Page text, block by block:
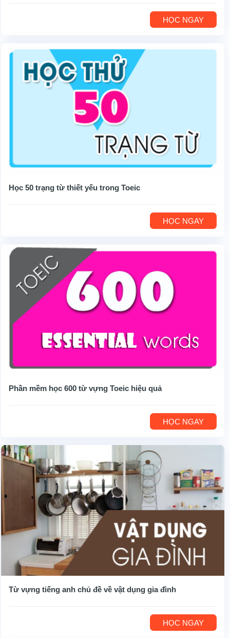
HỌC NGAY
Học 50 trạng từ thiết yếu trong Toeic
HỌC NGAY
Phần mềm học 600 từ vựng Toeic hiệu quả
HỌC NGAY
Từ vựng tiếng anh chủ đề về vật dụng gia đình
HỌC NGAY